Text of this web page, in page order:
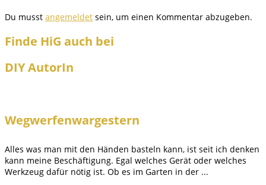
Du musst angemeldet sein, um einen Kommentar abzugeben.
Finde HiG auch bei
DIY AutorIn
Wegwerfenwargestern
Alles was man mit den Händen basteln kann, ist seit ich denken
kann meine Beschäftigung. Egal welches Gerät oder welches
Werkzeug dafür nötig ist. Ob es im Garten in der ...